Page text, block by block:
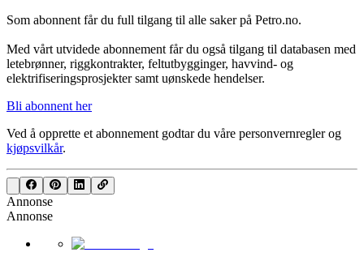
Som abonnent får du full tilgang til alle saker på Petro.no.
Med vårt utvidede abonnement får du også tilgang til databasen med
letebrønner, riggkontrakter, feltutbygginger, havvind- og
elektrifiseringsprosjekter samt uønskede hendelser.
Bli abonnent her
Ved å opprette et abonnement godtar du våre personvernreglerog
kjøpsvilkår.
Annonse
Annonse